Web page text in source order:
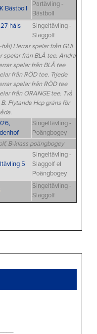
Bästboll
Partävling -
Bästboll
27 håls
Singeltävling -
Slaggolf
Herrar spelar från GUL
spelar från BLÅ tee. Andra
spelar från ​BLÅ tee
från RÖD tee. Trjede
spelar från RÖD tee
från ORANGE tee. Två
Flytande Hcp gräns för
Singeltävling -
Poängbogey
B-klass poängbogey
5
Singeltävling -
Slaggolf el
Poängbogey
Singeltävling -
Slaggolf